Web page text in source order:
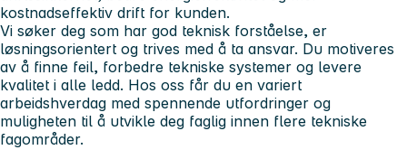
kostnadseffektiv drift for kunden.
Vi søker deg som har god teknisk forståelse, er
løsningsorientert og trives med å ta ansvar. Du motiveres
av å finne feil, forbedre tekniske systemer og levere
kvalitet i alle ledd. Hos oss får du en variert
arbeidshverdag med spennende utfordringer og
muligheten til å utvikle deg faglig innen flere tekniske
fagområder.